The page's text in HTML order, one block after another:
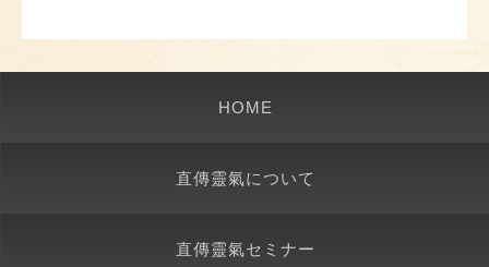
HOME
直傳靈氣について
直傳靈氣セミナー